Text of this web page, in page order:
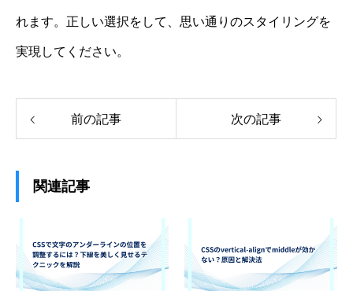
れます。正しい選択をして、思い通りのスタイリングを
実現してください。
前の記事 次の記事
関連記事